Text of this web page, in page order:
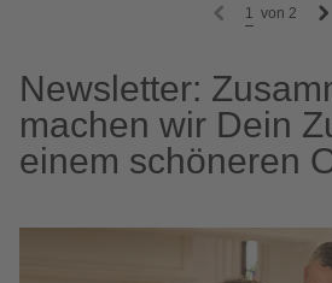
1 von 2
Newsletter:
machen wir Dein
einem schöneren